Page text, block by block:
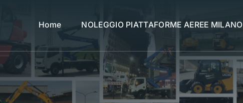
Home NOLEGGIO PIATTAFORME AEREE MILANO